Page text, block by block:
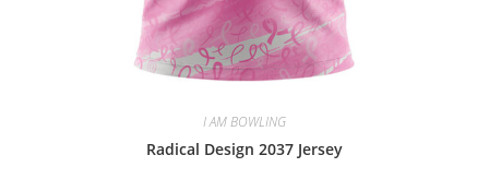
I AM BOWLING
Radical Design 2037 Jersey